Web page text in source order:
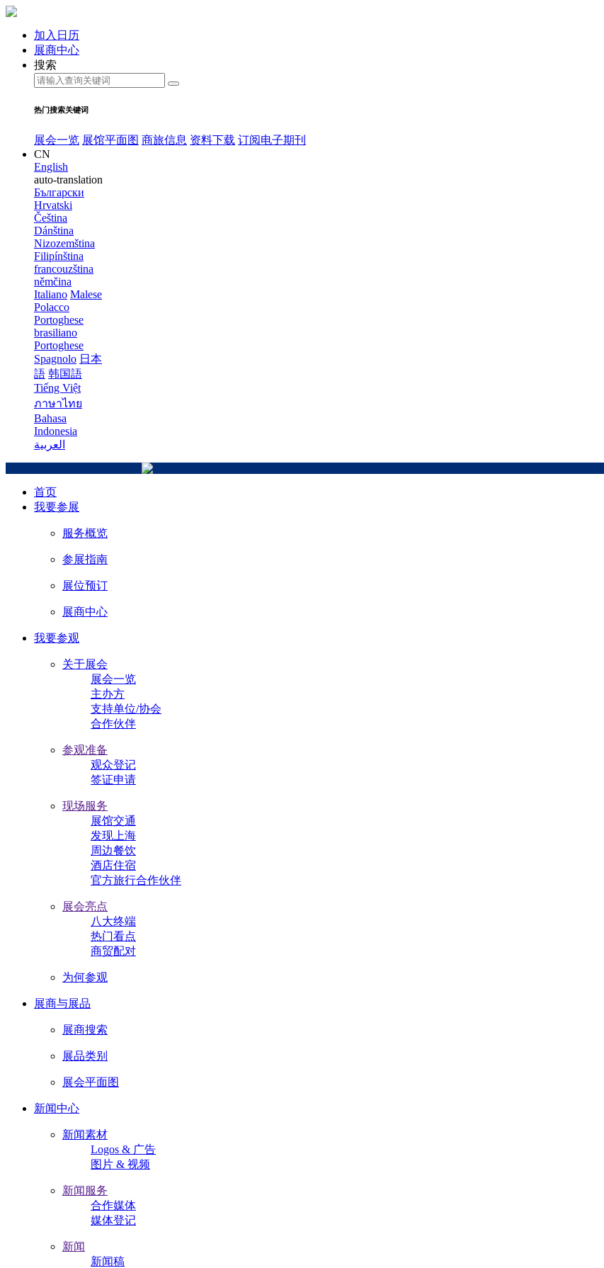
加入日历
展商中心
搜索
热门搜索关键词
展会一览 展馆平面图 商旅信息 资料下载 订阅电子期刊
CN
English
auto-translation
Български
Hrvatski
Čeština
Dánština
Nizozemština
Filipínština
francouzština
němčina
Italiano Malese
Polacco
Portoghese
brasiliano
Portoghese
Spagnolo 日本
語 韩国語
Tiếng Việt
ภาษาไทย
Bahasa
Indonesia
العربية
首页
我要参展
服务概览
参展指南
展位预订
展商中心
我要参观
关于展会
展会一览
主办方
支持单位/协会
合作伙伴
参观准备
观众登记
签证申请
现场服务
展馆交通
发现上海
周边餐饮
酒店住宿
官方旅行合作伙伴
展会亮点
八大终端
热门看点
商贸配对
为何参观
展商与展品
展商搜索
展品类别
展会平面图
新闻中心
新闻素材
Logos & 广告
图片 & 视频
新闻服务
合作媒体
媒体登记
新闻
新闻稿